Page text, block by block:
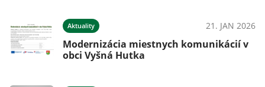
Aktuality 21. JAN 2026
Modernizácia miestnych komunikácií v
obci Vyšná Hutka